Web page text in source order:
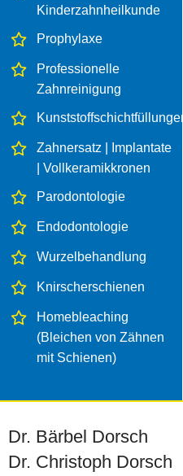
Kinderzahnheilkunde
Prophylaxe
Professionelle
Zahnreinigung
Kunststoffschichtfüllungen
Zahnersatz | Implantate
| Vollkeramikkronen
Parodontologie
Endodontologie
Wurzelbehandlung
Knirscherschienen
Homebleaching
(Bleichen von Zähnen
mit Schienen)
Dr. Bärbel Dorsch
Dr. Christoph Dorsch